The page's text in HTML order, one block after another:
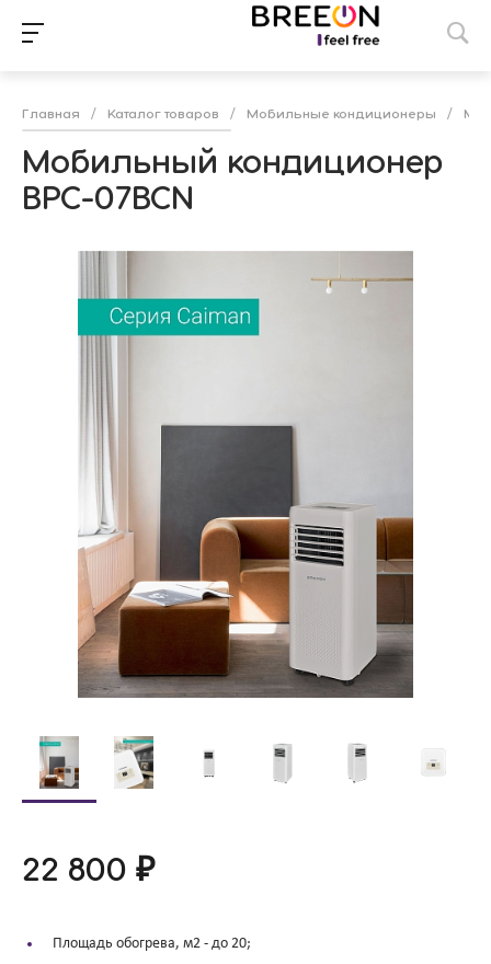
Главная / Каталог товаров / Мобильные кондиционеры /
Мобильный кондиционер
BPC-07BCN
22 800 ₽
Площадь обогрева, м2 - до 20;